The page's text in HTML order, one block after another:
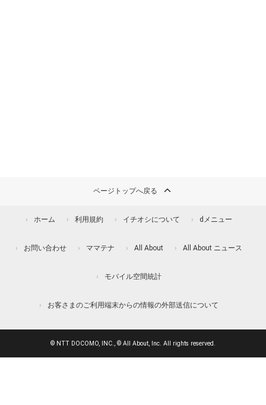
ページトップへ戻る
ホーム 利用規約 イチオシについて dメニュー
お問い合わせ ママテナ All About All About ニュース
モバイル空間統計
お客さまのご利用端末からの情報の外部送信について
© NTT DOCOMO, INC., © All About, Inc. All rights reserved.